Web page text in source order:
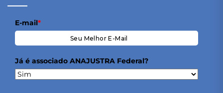
E-mail*
Já é associado ANAJUSTRA Federal?